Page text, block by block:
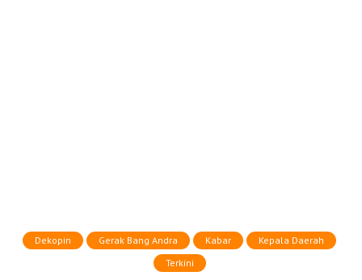
Dekopin Gerak Bang Andra Kabar
Kepala Daerah
Terkini